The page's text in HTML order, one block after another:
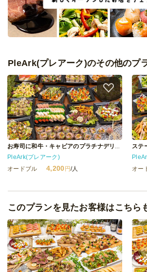
PleArk(プレアーク)のその他のプ
PleArk(プレアーク)
オードブル
4,200円/人
オー
このプランを見たお客様はこちら